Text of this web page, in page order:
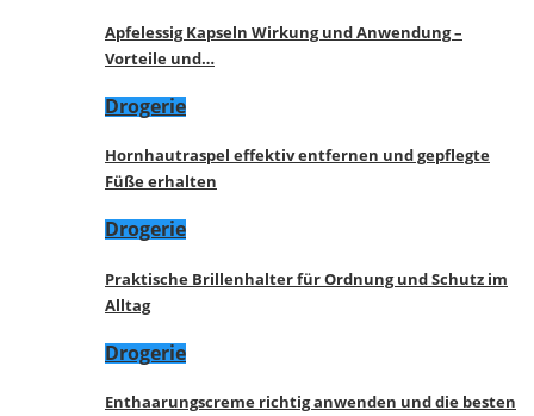
Apfelessig Kapseln Wirkung und Anwendung –
Vorteile und…
Drogerie
Hornhautraspel effektiv entfernen und gepflegte
Füße erhalten
Drogerie
Praktische Brillenhalter für Ordnung und Schutz im
Alltag
Drogerie
Enthaarungscreme richtig anwenden und die besten